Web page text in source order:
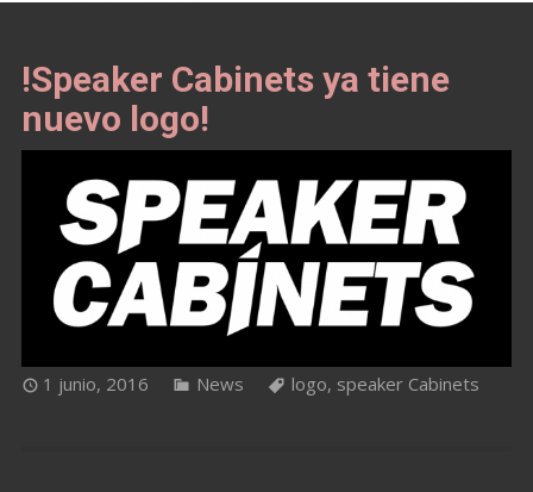
!Speaker Cabinets ya tiene
nuevo logo!
1 junio, 2016 News logo, speaker Cabinets